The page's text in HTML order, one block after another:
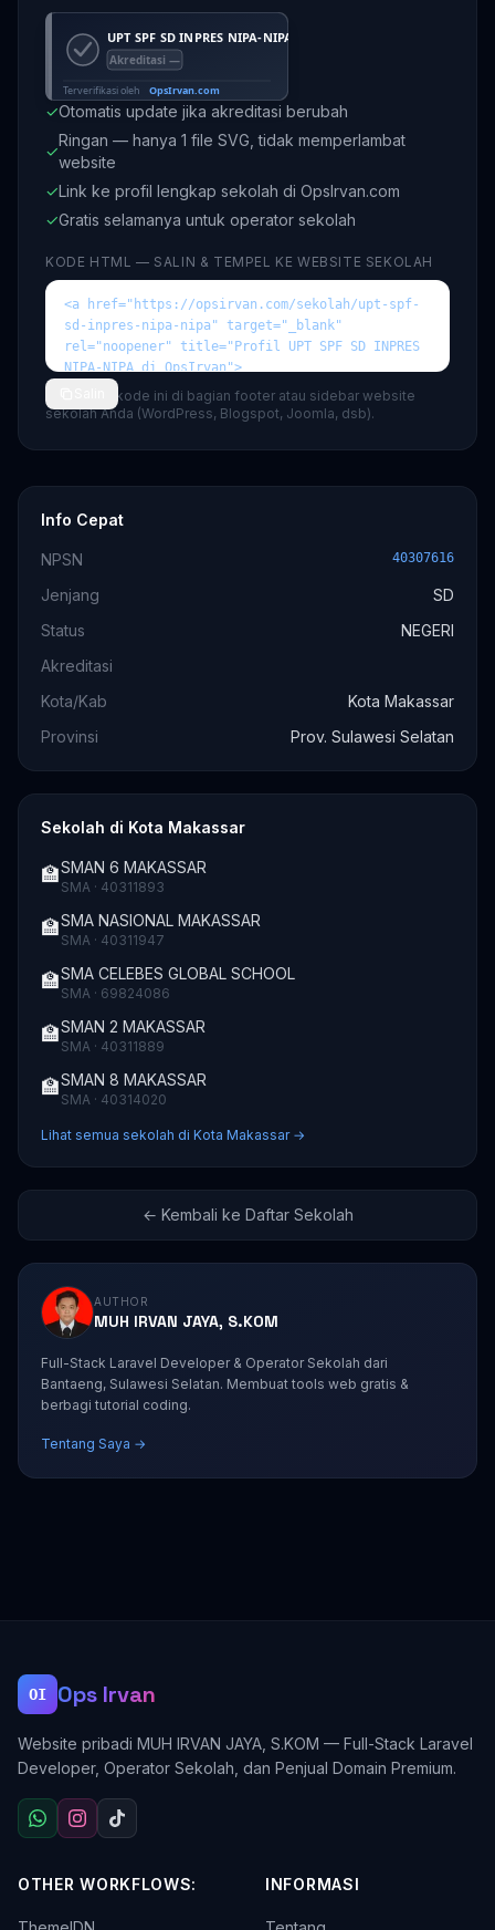
✓Otomatis update jika akreditasi berubah
✓
Ringan — hanya 1 file SVG, tidak memperlambat
website
✓Link ke profil lengkap sekolah di OpsIrvan.com
✓Gratis selamanya untuk operator sekolah
KODE HTML — SALIN & TEMPEL KE WEBSITE SEKOLAH
💡 Tempel kode ini di bagian footer atau sidebar website
sekolah Anda (WordPress, Blogspot, Joomla, dsb).
Info Cepat
NPSN 40307616
Jenjang
SD
Status
NEGERI
Akreditasi
Kota/Kab
Kota Makassar
Provinsi
Prov. Sulawesi Selatan
Sekolah di Kota Makassar
🏫SMAN 6 MAKASSAR
SMA · 40311893
🏫SMA NASIONAL MAKASSAR
SMA · 40311947
🏫SMA CELEBES GLOBAL SCHOOL
SMA · 69824086
🏫SMAN 2 MAKASSAR
SMA · 40311889
🏫SMAN 8 MAKASSAR
SMA · 40314020
Lihat semua sekolah di Kota Makassar →
← Kembali ke Daftar Sekolah
AUTHOR
MUH IRVAN JAYA, S.KOM
Full-Stack Laravel Developer & Operator Sekolah dari
Bantaeng, Sulawesi Selatan. Membuat tools web gratis &
berbagi tutorial coding.
Tentang Saya →
OI Ops Irvan
Website pribadi MUH IRVAN JAYA, S.KOM — Full-Stack Laravel
Developer, Operator Sekolah, dan Penjual Domain Premium.
OTHER WORKFLOWS: INFORMASI